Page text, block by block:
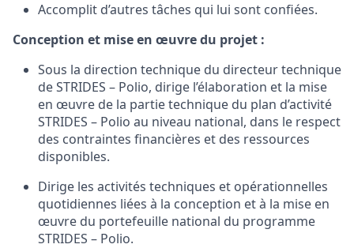
Accomplit d’autres tâches qui lui sont confiées.
Conception et miseen œuvredu projet :
Sous la direction technique du directeurtechnique
de STRIDES – Polio, dirige l’élaboration et la mise
en œuvre de la partietechnique du plan d’activité
STRIDES – Polio au niveau national, dans le respect
des contraintes financières et des ressources
disponibles.
Dirige les activités techniques et opérationnelles
quotidiennes liées à la conception et à la mise en
œuvre du portefeuille national du programme
STRIDES – Polio.